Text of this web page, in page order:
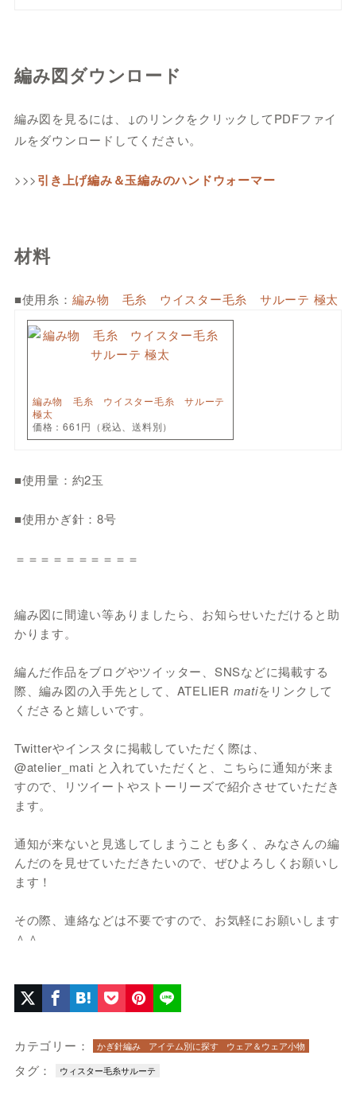
編み図ダウンロード
編み図を見るには、↓のリンクをクリックしてPDFファイ
ルをダウンロードしてください。
>>>引き上げ編み＆玉編みのハンドウォーマー
材料
■使用糸： 編み物 毛糸 ウイスター毛糸 サルーテ 極太
編み物 毛糸 ウイスター毛糸 サルーテ
極太
価格：661円（税込、送料別）
■使用量：約2玉
■使用かぎ針：8号
＝＝＝＝＝＝＝＝＝＝
編み図に間違い等ありましたら、お知らせいただけると助
かります。
編んだ作品をブログやツイッター、SNSなどに掲載する
際、編み図の入手先として、ATELIER matiをリンクして
くださると嬉しいです。
Twitterやインスタに掲載していただく際は、
@atelier_mati と入れていただくと、こちらに通知が来ま
すので、リツイートやストーリーズで紹介させていただき
ます。
通知が来ないと見逃してしまうことも多く、みなさんの編
んだのを見せていただきたいので、ぜひよろしくお願いし
ます！
その際、連絡などは不要ですので、お気軽にお願いします
＾＾
カテゴリー： かぎ針編み アイテム別に探す ウェア＆ウェア小物
タグ： ウィスター毛糸サルーテ